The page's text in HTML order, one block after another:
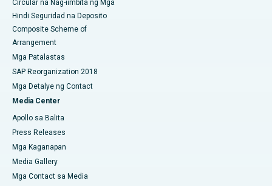
Circular na Nag-iimbita ng Mga
Hindi Seguridad na Deposito
Composite Scheme of
Arrangement
Mga Patalastas
SAP Reorganization 2018
Mga Detalye ng Contact
Media Center
Apollo sa Balita
Press Releases
Mga Kaganapan
Media Gallery
Mga Contact sa Media